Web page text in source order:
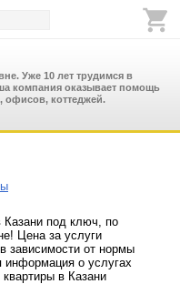
Уже 10 лет трудимся в
компания оказывает помощь
офисов, коттеджей.
Казани под ключ, по
Цена за услуги
зависимости от нормы
информация о услугах
в Казани